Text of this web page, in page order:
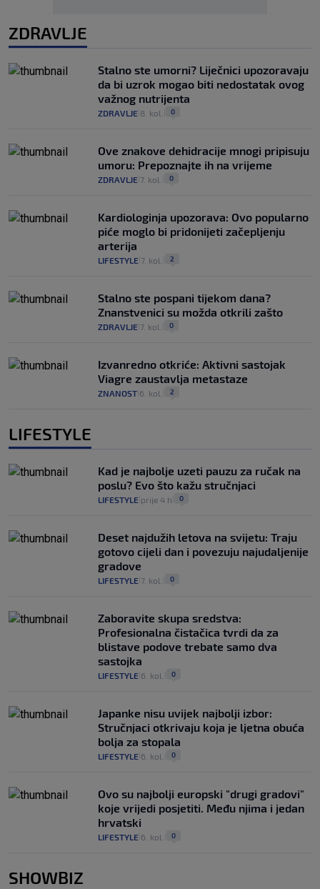
ZDRAVLJE
Stalno ste umorni? Liječnici upozoravaju
da bi uzrok mogao biti nedostatak ovog
važnog nutrijenta
ZDRAVLJE 8. kol. 0
Ove znakove dehidracije mnogi pripisuju
umoru: Prepoznajte ih na vrijeme
ZDRAVLJE 7. kol. 0
Kardiologinja upozorava: Ovo popularno
piće moglo bi pridonijeti začepljenju
arterija
LIFESTYLE 7. kol. 2
Stalno ste pospani tijekom dana?
Znanstvenici su možda otkrili zašto
ZDRAVLJE 7. kol. 0
Izvanredno otkriće: Aktivni sastojak
Viagre zaustavlja metastaze
ZNANOST 6. kol. 2
LIFESTYLE
Kad je najbolje uzeti pauzu za ručak na
poslu? Evo što kažu stručnjaci
LIFESTYLE prije 4 h 0
Deset najdužih letova na svijetu: Traju
gotovo cijeli dan i povezuju najudaljenije
gradove
LIFESTYLE 7. kol. 0
Zaboravite skupa sredstva:
Profesionalna čistačica tvrdi da za
blistave podove trebate samo dva
sastojka
LIFESTYLE 6. kol. 0
Japanke nisu uvijek najbolji izbor:
Stručnjaci otkrivaju koja je ljetna obuća
bolja za stopala
LIFESTYLE 6. kol. 0
Ovo su najbolji europski "drugi gradovi"
koje vrijedi posjetiti. Među njima i jedan
hrvatski
LIFESTYLE 6. kol. 0
SHOWBIZ